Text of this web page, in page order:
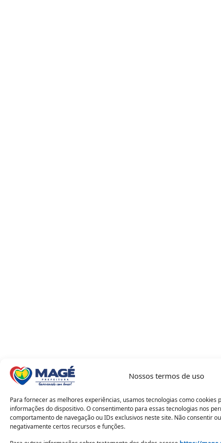
Nossos termos de uso
Para fornecer as melhores experiências, usamos tecnologias como cookies
informações do dispositivo. O consentimento para essas tecnologias nos
comportamento de navegação ou IDs exclusivos neste site. Não consentir
negativamente certos recursos e funções.